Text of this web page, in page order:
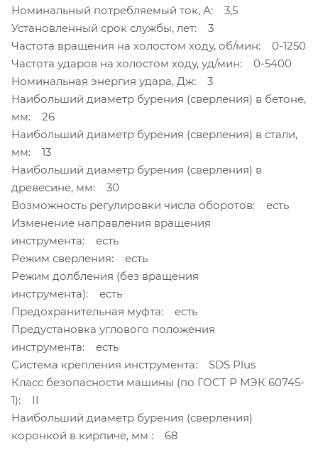
Номинальный потребляемый ток, А: 3,5
Установленный срок службы, лет: 3
Частота вращения на холостом ходу, об/мин: 0-1250
Частота ударов на холостом ходу, уд/мин: 0-5400
Номинальная энергия удара, Дж: 3
Наибольший диаметр бурения (сверления) в бетоне,
мм: 26
Наибольший диаметр бурения (сверления) в стали,
мм: 13
Наибольший диаметр бурения (сверления) в
древесине, мм: 30
Возможность регулировки числа оборотов: есть
Изменение направления вращения
инструмента: есть
Режим сверления: есть
Режим долбления (без вращения
инструмента): есть
Предохранительная муфта: есть
Предустановка углового положения
инструмента: есть
Система крепления инструмента: SDS Plus
Класс безопасности машины (по ГОСТ Р МЭК 60745-
1): II
Наибольший диаметр бурения (сверления)
коронкой в кирпиче, мм : 68